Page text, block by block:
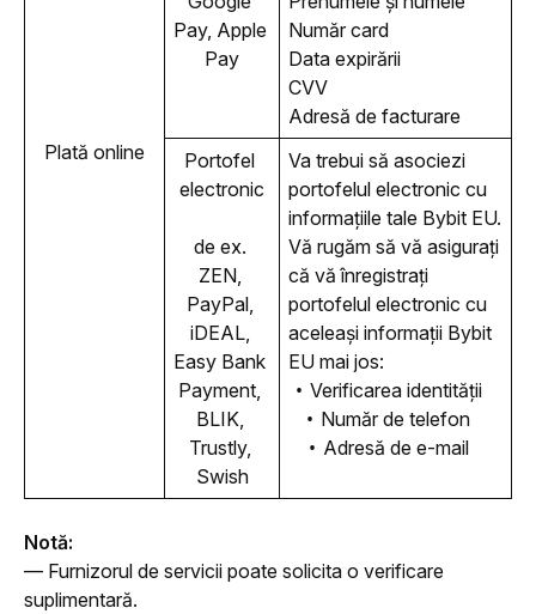
Plată online
Pay, Apple
Pay
Număr card
Data expirării
CVV
Adresă de facturare
Portofel
electronic
de ex.
ZEN,
PayPal,
iDEAL,
Easy Bank
Payment,
BLIK,
Trustly,
Swish
Va trebui să asociezi
portofelul electronic cu
informațiile tale Bybit EU.
Vă rugăm să vă asigurați
că vă înregistrați
portofelul electronic cu
aceleași informații Bybit
EU mai jos:
Verificarea identității
Număr de telefon
Adresă de e-mail
Notă:
— Furnizorul de servicii poate solicita o verificare
suplimentară.